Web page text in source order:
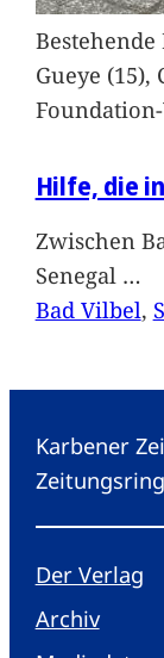
Gueye
Hilfe, die
Zwischen
Senegal …
Bad Vilbel,
Karbener
Der Verlag
Archiv